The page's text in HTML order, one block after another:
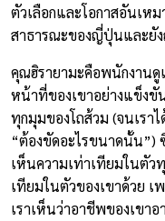
ตัวเลือกและโอกาสอันเห
สาธารณะของญี่ปุ่นและยัง
คุณฮิรายามะคือพนักงาน
หน้าที่ของเขาอย่างแข็งขั
ทุกมุมของโถส้วม (จนเรา
“ต้องขัดอะไรขนาดนั้น”)
เห็นความเท่าเทียมในตัว
เทียมในตัวของเขาด้วย
เราเห็นว่าอาชีพของเขา